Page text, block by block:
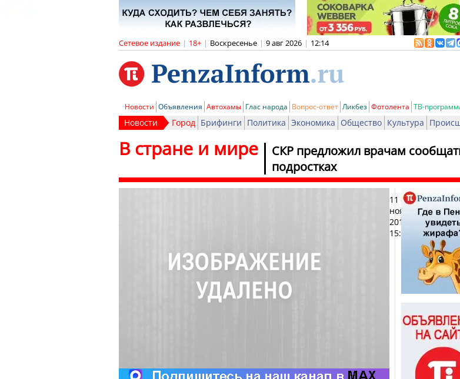
Сетевое издание | 18+ | Воскресенье | 9 авг 2026 | 12:14
Новости Объявления Автохамы Глас народа Вопрос-ответ Ликбез Фотолента ТВ-
Новости Город Брифинги Политика Экономика Общество Культура
СКР предложил врачам
подростках
В стране и мире
11
ноября
2016,
15:08